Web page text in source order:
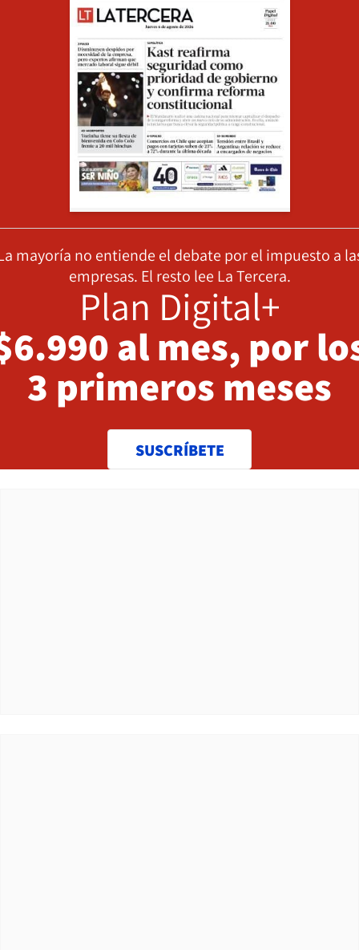
mayoría no entiende el debate por el impuesto a
empresas. El resto lee La Tercera.
Plan Digital+
al mes, por
3 primeros meses
SUSCRÍBETE